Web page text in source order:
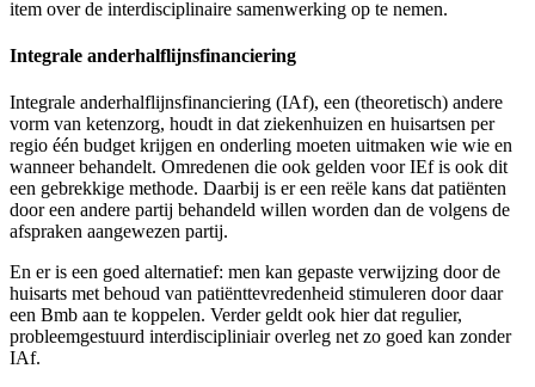
item over de interdisciplinaire samenwerking op te nemen.
Integrale anderhalflijnsfinanciering
Integrale anderhalflijnsfinanciering (IAf), een (theoretisch) andere
vorm van ketenzorg, houdt in dat ziekenhuizen en huisartsen per
regio één budget krijgen en onderling moeten uitmaken wie wie en
wanneer behandelt. Omredenen die ook gelden voor IEf is ook dit
een gebrekkige methode. Daarbij is er een reële kans dat patiënten
door een andere partij behandeld willen worden dan de volgens de
afspraken aangewezen partij.
En er is een goed alternatief: men kan gepaste verwijzing door de
huisarts met behoud van patiënttevredenheid stimuleren door daar
een Bmb aan te koppelen. Verder geldt ook hier dat regulier,
probleemgestuurd interdiscipliniair overleg net zo goed kan zonder
IAf.